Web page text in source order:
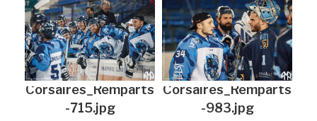
Corsaires_Remparts
-715.jpg
Corsaires_Remparts
-983.jpg